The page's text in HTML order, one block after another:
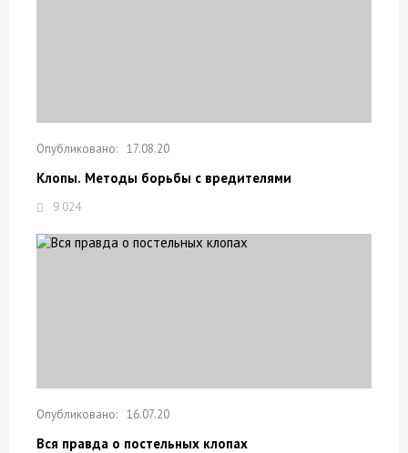
17.08.20
Клопы. Методы борьбы с вредителями
9 024
16.07.20
Вся правда о постельных клопах